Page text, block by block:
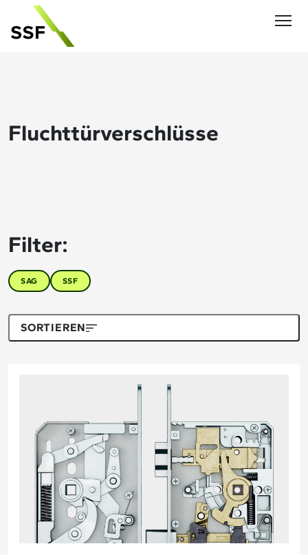
Fluchttürverschlüsse
Filter:
SAG SSF
SORTIEREN